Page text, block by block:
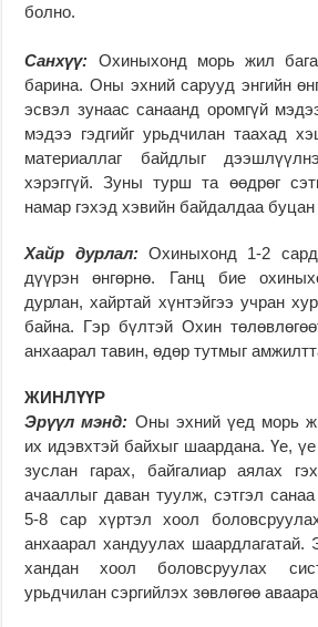
болно.
Санхүү: Охиныхонд морь жил
барина. Оны эхний сарууд энгийн
эсвэл зунаас санаанд оромгүй
мэдээ гэдгийг урьдчилан таахад
материаллаг байдлыг
хэрэггүй. Зуны турш та өөдрөг
намар гэхэд хэвийн байдалдаа буцан
Хайр дурлал:Охиныхонд 1-2
дүүрэн өнгөрнө. Ганц бие
дурлан, хайртай хүнтэйгээ учран
байна. Гэр бүлтэй Охин
анхаарал тавин, өдөр тутмыг
ЖИНЛҮҮР
Эрүүл мэнд: Оны эхний үед морь
их идэвхтэй байхыг шаардана. Үе,
зуслан гарах, байгалиар аялах
ачааллыг даван туулж, сэтгэл
5-8 сар хүртэл хоол
анхаарал хандуулах шаардлагатай.
хандан хоол боловсруулах
урьдчилан сэргийлэх зөвлөгөө